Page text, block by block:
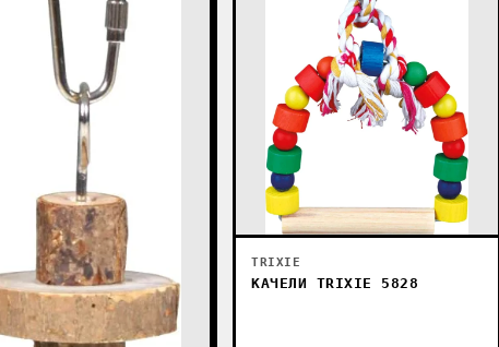
TRIXIE
КАЧЕЛИ TRIXIE 5828